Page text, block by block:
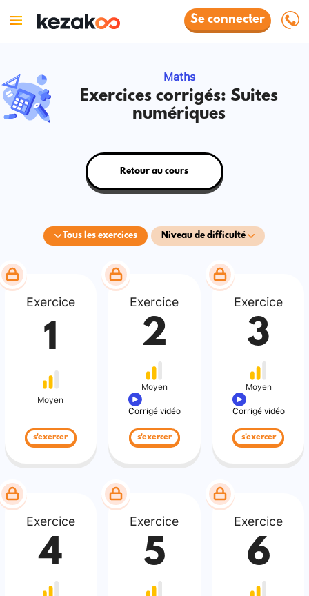
Se connecter
Maths
Exercices corrigés: Suites
numériques
Tous les exercices Niveau de difficulté
Retour au cours
Exercice
1
Moyen
s'exercer
Exercice
2
Moyen
Corrigé vidéo
s'exercer
Exercice
3
Moyen
Corrigé vidéo
s'exercer
Exercice
4
Exercice
5
Exercice
6